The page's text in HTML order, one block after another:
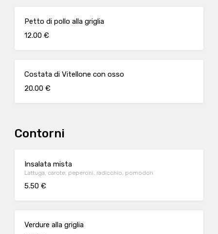
Petto di pollo alla griglia
12.00 €
Costata di Vitellone con osso
20.00 €
Contorni
Insalata mista
Lattuga, carote, peperoni, radicchio, pomodori
5.50 €
Verdure alla griglia